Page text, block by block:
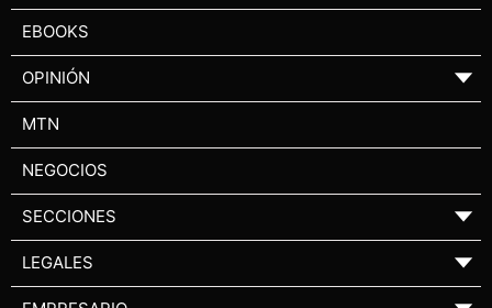
EBOOKS
OPINIÓN ▼
MTN
NEGOCIOS
SECCIONES ▼
LEGALES ▼